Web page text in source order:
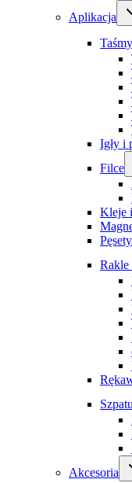
Aplikacja
Taśmy
Igły i
Filce
Kleje
Rakle
Akcesoria